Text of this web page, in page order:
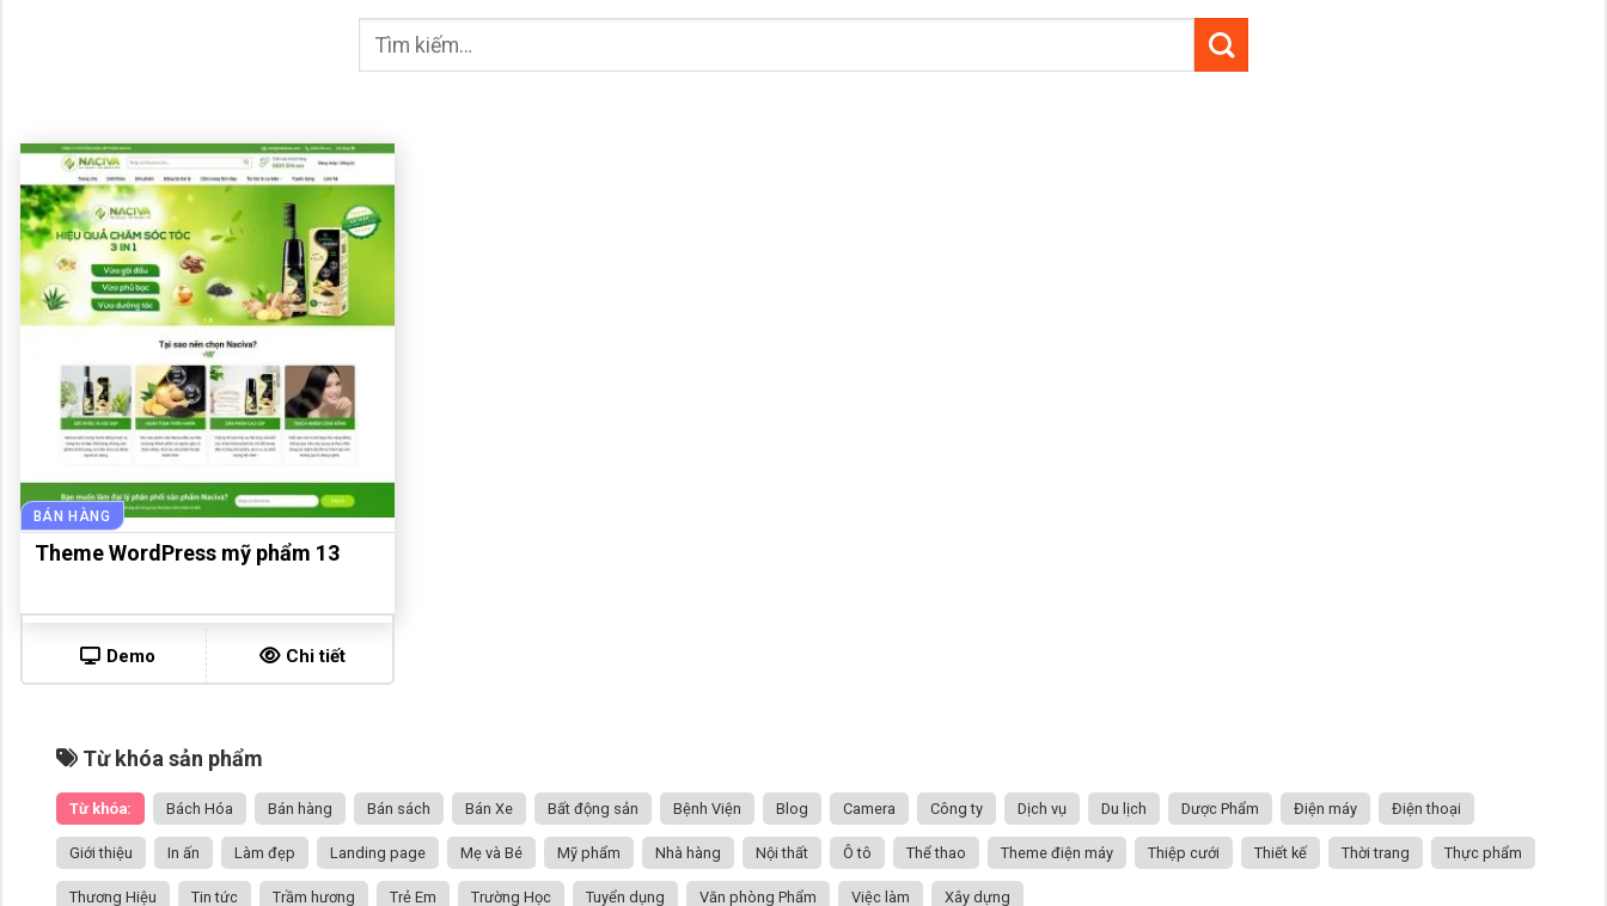
Tìm
BÁN HÀNG
Theme WordPress mỹ phẩm 13
Demo Chi tiết
Từ khóa sản phẩm
Từ khóa: Bách Hóa Bán hàng Bán sách Bán Xe Bất động sản Bệnh Viện Blog Camera Công ty Dịch vụ Du lịch Dược Phẩm Điện máy Điện thoại
Giới thiệu In ấn Làm đẹp Landing page Mẹ và Bé Mỹ phẩm Nhà hàng Nội thất Ô tô Thể thao Theme điện máy Thiệp cưới Thiết kế Thời trang Thực phẩm
Thương Hiệu Tin tức Trầm hương Trẻ Em Trường Học Tuyển dụng Văn phòng Phẩm Việc làm Xây dựng